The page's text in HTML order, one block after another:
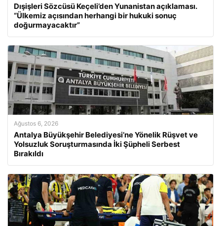
Dışişleri Sözcüsü Keçeli’den Yunanistan açıklaması.
“Ülkemiz açısından herhangi bir hukuki sonuç
doğurmayacaktır”
Ağustos 6, 2026
Antalya Büyükşehir Belediyesi’ne Yönelik Rüşvet ve
Yolsuzluk Soruşturmasında İki Şüpheli Serbest
Bırakıldı